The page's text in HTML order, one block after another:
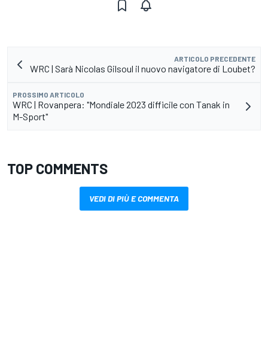
ARTICOLO PRECEDENTE
WRC | Sarà Nicolas Gilsoul il nuovo navigatore di Loubet?
PROSSIMO ARTICOLO
WRC | Rovanpera: "Mondiale 2023 difficile con Tanak in
M-Sport"
TOP COMMENTS
VEDI DI PIÙ E COMMENTA